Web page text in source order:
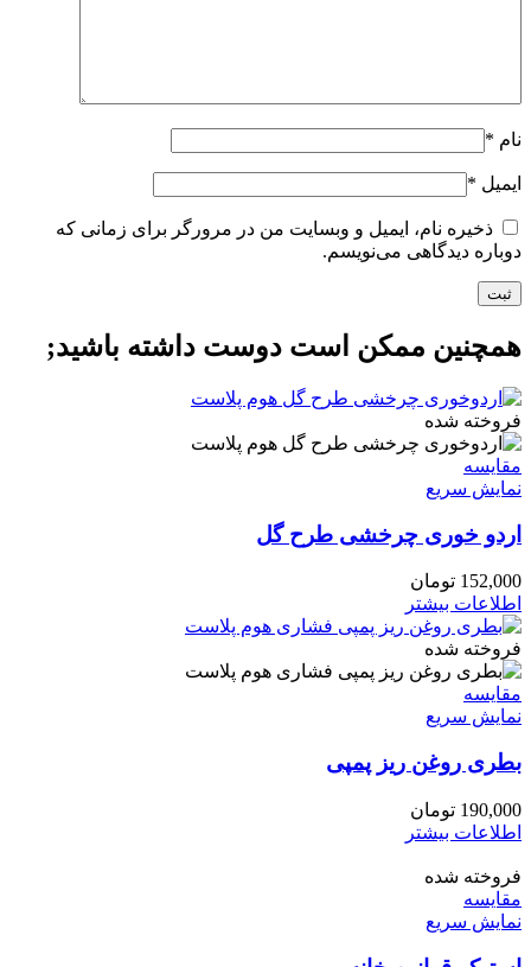
نام *
ایمیل *
ذخیره نام، ایمیل و وبسایت من در مرورگر برای زمانی که
دوباره دیدگاهی می‌نویسم.
همچنین ممکن است دوست داشته باشید;
فروخته شده
مقايسه
نمایش سریع
اردو خوری چرخشی طرح گل
152,000 تومان
اطلاعات بیشتر
فروخته شده
مقايسه
نمایش سریع
بطری روغن ریز پمپی
190,000 تومان
اطلاعات بیشتر
فروخته شده
مقايسه
نمایش سریع